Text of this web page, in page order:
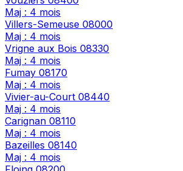
Maj : 4 mois
Villers-Semeuse 08000
Maj : 4 mois
Vrigne aux Bois 08330
Maj : 4 mois
Fumay 08170
Maj : 4 mois
Vivier-au-Court 08440
Maj : 4 mois
Carignan 08110
Maj : 4 mois
Bazeilles 08140
Maj : 4 mois